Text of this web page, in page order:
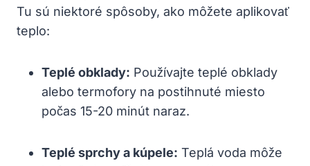
Tu sú niektoré spôsoby, ako môžete aplikovať
teplo:
Teplé obklady: Používajte teplé obklady
alebo termofory na postihnuté miesto
počas 15-20 minút naraz.
Teplé sprchy a kúpele: Teplá voda môže